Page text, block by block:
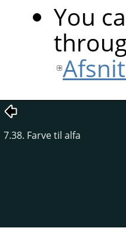
You
7.38. Farve til alfa